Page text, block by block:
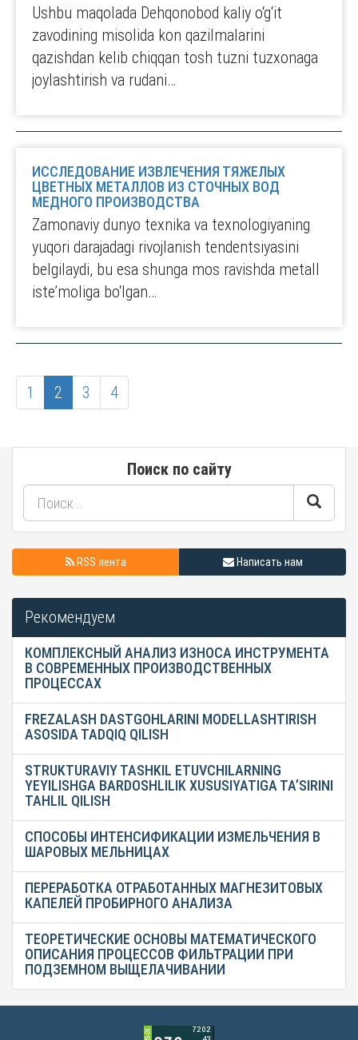
Ushbu maqolada Dehqonobod kaliy o‘g‘it
zavodining misolida kon qazilmalarini
qazishdan kelib chiqqan tosh tuzni tuzxonaga
joylashtirish va rudani…
ИССЛЕДОВАНИЕ ИЗВЛЕЧЕНИЯ ТЯЖЕЛЫХ
ЦВЕТНЫХ МЕТАЛЛОВ ИЗ СТОЧНЫХ ВОД
МЕДНОГО ПРОИЗВОДСТВА
Zamonaviy dunyo texnika va texnologiyaning
yuqori darajadagi rivojlanish tendentsiyasini
belgilaydi, bu esa shunga mos ravishda metall
iste’moliga bo‘lgan…
1 2 3 4
Поиск по сайту
RSS лента Написать нам
Рекомендуем
КОМПЛЕКСНЫЙ АНАЛИЗ ИЗНОСА ИНСТРУМЕНТА
В СОВРЕМЕННЫХ ПРОИЗВОДСТВЕННЫХ
ПРОЦЕССАХ
FREZALASH DASTGOHLARINI MODELLASHTIRISH
ASOSIDA TADQIQ QILISH
STRUKTURAVIY TASHKIL ETUVCHILARNING
YEYILISHGA BARDOSHLILIK XUSUSIYATIGA TA’SIRINI
TAHLIL QILISH
СПОСОБЫ ИНТЕНСИФИКАЦИИ ИЗМЕЛЬЧЕНИЯ В
ШАРОВЫХ МЕЛЬНИЦАХ
ПЕРЕРАБОТКА ОТРАБОТАННЫХ МАГНЕЗИТОВЫХ
КАПЕЛЕЙ ПРОБИРНОГО АНАЛИЗА
ТЕОРЕТИЧЕСКИЕ ОСНОВЫ МАТЕМАТИЧЕСКОГО
ОПИСАНИЯ ПРОЦЕССОВ ФИЛЬТРАЦИИ ПРИ
ПОДЗЕМНОМ ВЫЩЕЛАЧИВАНИИ